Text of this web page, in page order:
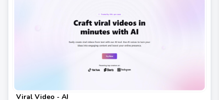
Viral Video - AI